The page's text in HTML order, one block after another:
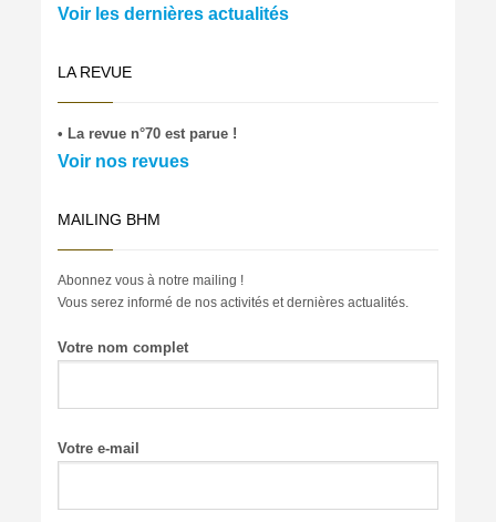
Voir les dernières actualités
LA REVUE
• La revue n°70 est parue !
Voir nos revues
MAILING BHM
Abonnez vous à notre mailing !
Vous serez informé de nos activités et dernières actualités.
Votre nom complet
Votre e-mail